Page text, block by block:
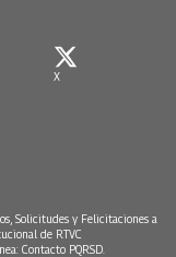
X
Solicitudes y Felicitaciones a
de RTVC
Contacto PQRSD.